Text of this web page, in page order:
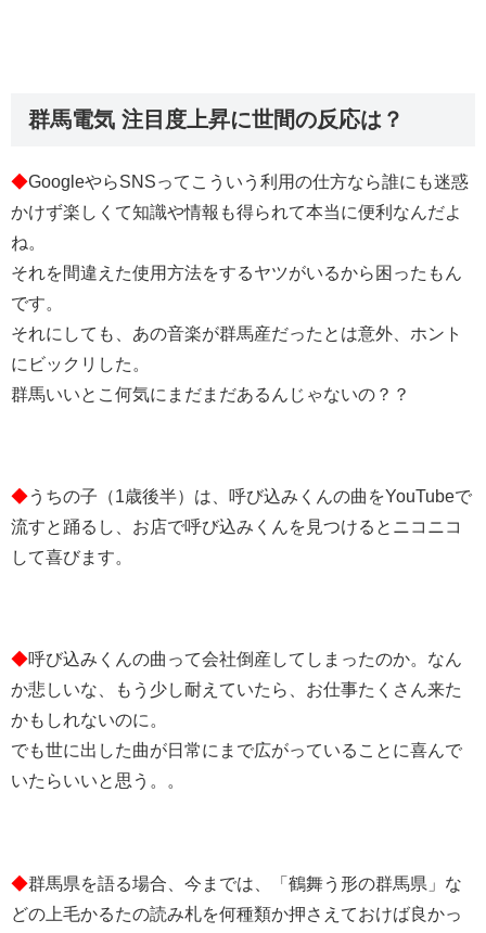
群馬電気 注目度上昇に世間の反応は？
◆GoogleやらSNSってこういう利用の仕方なら誰にも迷惑
かけず楽しくて知識や情報も得られて本当に便利なんだよ
ね。
それを間違えた使用方法をするヤツがいるから困ったもん
です。
それにしても、あの音楽が群馬産だったとは意外、ホント
にビックリした。
群馬いいとこ何気にまだまだあるんじゃないの？？
◆うちの子（1歳後半）は、呼び込みくんの曲をYouTubeで
流すと踊るし、お店で呼び込みくんを見つけるとニコニコ
して喜びます。
◆呼び込みくんの曲って会社倒産してしまったのか。なん
か悲しいな、もう少し耐えていたら、お仕事たくさん来た
かもしれないのに。
でも世に出した曲が日常にまで広がっていることに喜んで
いたらいいと思う。。
◆群馬県を語る場合、今までは、「鶴舞う形の群馬県」な
どの上毛かるたの読み札を何種類か押さえておけば良かっ